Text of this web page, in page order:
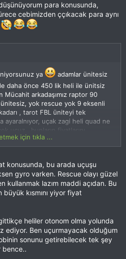
para konusunda,
cebimizden ççıkacak para aynı
ya
adamlar ünitesiz
daha önce 450 lik heli ile ünitsiz
arkadaşımız raptor 90
yok rescue yok 9 eksenli
, tarot FBL üniteyi tek
uçak zagi heli quad ne
ucuz , bunların fiyatlarını
izleyelim hep beraber
izniniz yok. Giriş yap veya üye ol
için tıkla ...
konusunda, bu arada uçuşu
gyro varken. Rescue olayı güzel
kullanmak lazım maddi açıdan. Bu
kısmını yiyor fiyat
heliler otonom olma yolunda
ediyor. Ben uçurmayacak olduğum
sonunu getirebilecek tek şey
bence..